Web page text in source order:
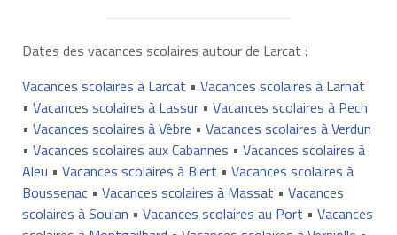
Dates des vacances scolaires autour de Larcat :
Vacances scolaires à Larcat • Vacances scolaires à Larnat
• Vacances scolaires à Lassur• Vacances scolaires à Pech
• Vacances scolaires à Vèbre • Vacances scolaires à Verdun
• Vacances scolaires aux Cabannes • Vacances scolaires à
Aleu • Vacances scolaires à Biert • Vacances scolaires à
Boussenac• Vacances scolaires à Massat • Vacances
scolaires à Soulan • Vacances scolaires au Port • Vacances